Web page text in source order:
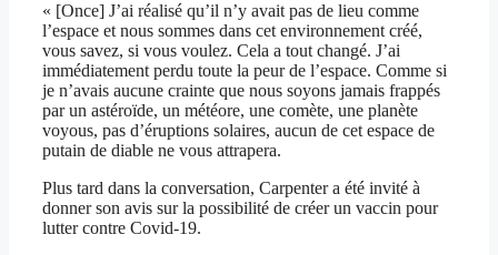
« [Once] J’ai réalisé qu’il n’y avait pas de lieu comme
l’espace et nous sommes dans cet environnement créé,
vous savez, si vous voulez. Cela a tout changé. J’ai
immédiatement perdu toute la peur de l’espace. Comme si
je n’avais aucune crainte que nous soyons jamais frappés
par un astéroïde, un météore, une comète, une planète
voyous, pas d’éruptions solaires, aucun de cet espace de
putain de diable ne vous attrapera.
Plus tard dans la conversation, Carpenter a été invité à
donner son avis sur la possibilité de créer un vaccin pour
lutter contre Covid-19.